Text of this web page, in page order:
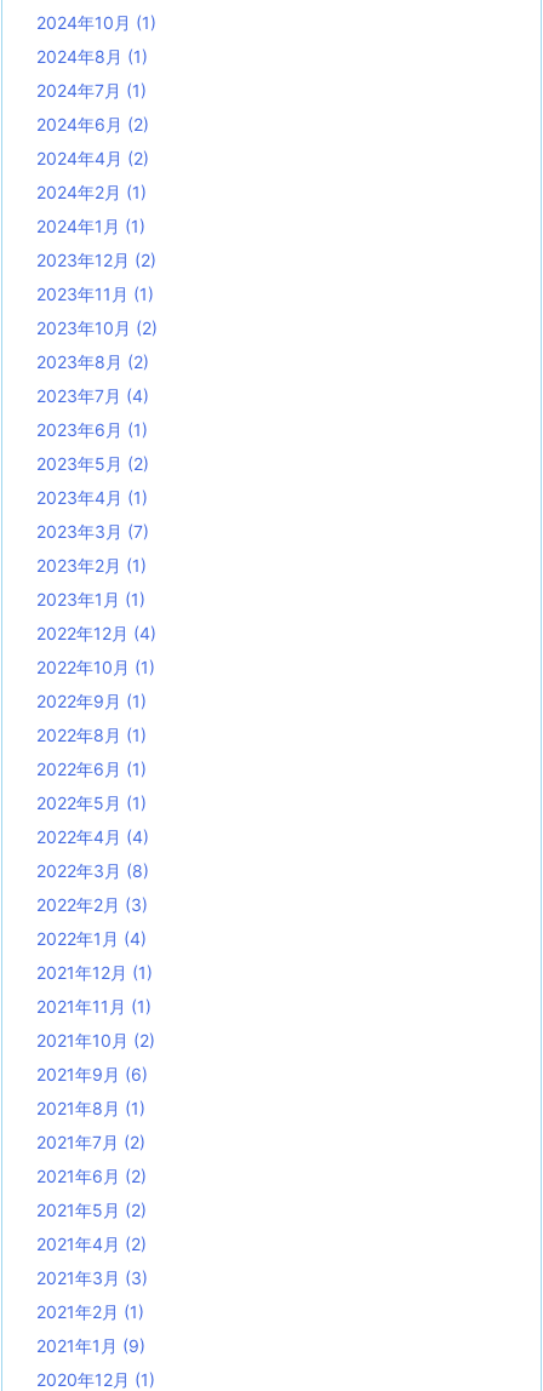
2024年10月 (1)
2024年8月 (1)
2024年7月 (1)
2024年6月 (2)
2024年4月 (2)
2024年2月 (1)
2024年1月 (1)
2023年12月 (2)
2023年11月 (1)
2023年10月 (2)
2023年8月 (2)
2023年7月 (4)
2023年6月 (1)
2023年5月 (2)
2023年4月 (1)
2023年3月 (7)
2023年2月 (1)
2023年1月 (1)
2022年12月 (4)
2022年10月 (1)
2022年9月 (1)
2022年8月 (1)
2022年6月 (1)
2022年5月 (1)
2022年4月 (4)
2022年3月 (8)
2022年2月 (3)
2022年1月 (4)
2021年12月 (1)
2021年11月 (1)
2021年10月 (2)
2021年9月 (6)
2021年8月 (1)
2021年7月 (2)
2021年6月 (2)
2021年5月 (2)
2021年4月 (2)
2021年3月 (3)
2021年2月 (1)
2021年1月 (9)
2020年12月 (1)